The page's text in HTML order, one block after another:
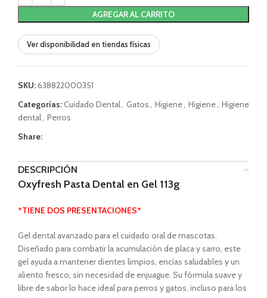
AGREGAR AL CARRITO
Ver disponibilidad en tiendas físicas
SKU:638822000351
Categorías:Cuidado Dental, Gatos, Higiene, Higiene, Higiene
dental, Perros
Share:
DESCRIPCIÓN
Oxyfresh Pasta Dental en Gel 113g
*TIENE DOS PRESENTACIONES*
Gel dental avanzado para el cuidado oral de mascotas.
Diseñado para combatir la acumulación de placa y sarro, este
gel ayuda a mantener dientes limpios, encías saludables y un
aliento fresco, sin necesidad de enjuague. Su fórmula suave y
libre de sabor lo hace ideal para perros y gatos, incluso para los